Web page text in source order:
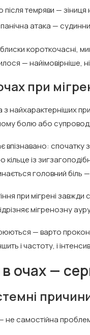
після темряви —
атака —
короткочасні,
— найімовірніше,
при
найхарактерніших
болю або
впізнавано:
із
головний
при мігрені
мігренозну
— варто
і частоту, і
очах —
не самостійна